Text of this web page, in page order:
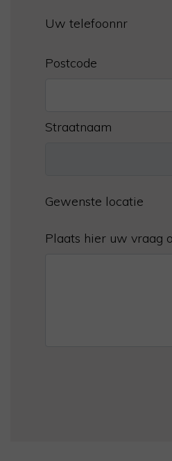
Uw telefoonnr
Postcode
Straatnaam
Gewenste locatie
Plaats hier uw vraag